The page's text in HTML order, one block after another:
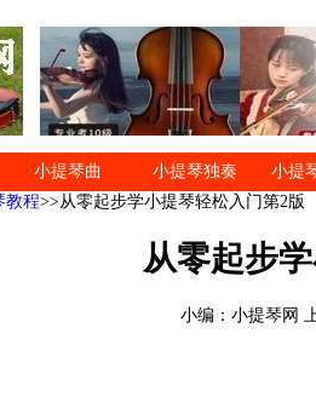
小提琴曲 小提琴独奏
小提
教程>>从零起步学小提琴轻松入门第2版
从零起步
小编：小提琴网